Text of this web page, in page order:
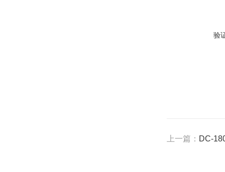
验
上一篇： DC-